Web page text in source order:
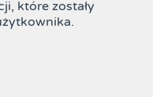
które zostały